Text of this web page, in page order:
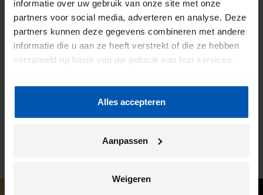
informatie over uw gebruik van onze site met onze
partners voor social media, adverteren en analyse. Deze
partners kunnen deze gegevens combineren met andere
informatie die u aan ze heeft verstrekt of die ze hebben
verzameld op basis van uw gebruik van hun services.
Alles accepteren
Aanpassen
Weigeren
fietsenwinkel
We willen dat jij de meeste kilometers uit jouw fiets haalt.
Daarom werken we intensief samen met onze fietsenwinkels.
Je kunt hier altijd terecht voor advies, maar dit is ook de plek
tijd toe aan een onderhoudsbeurt? Ook dan kun je weer bij
deze winkel terecht. Zo heb je altijd een vast en vertrouwd